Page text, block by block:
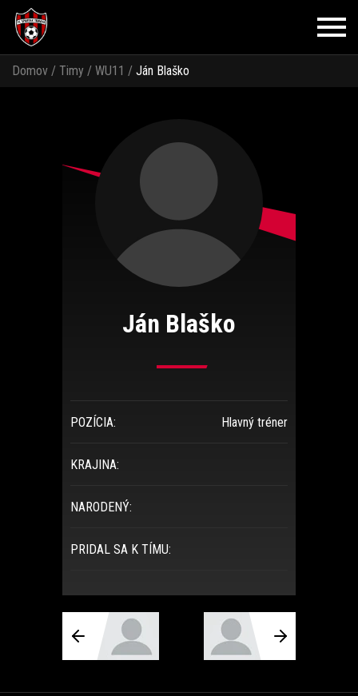
Domov / Timy / WU11 / Ján Blaško
Ján Blaško
POZÍCIA: Hlavný tréner
KRAJINA:
NARODENÝ:
PRIDAL SA K TÍMU: